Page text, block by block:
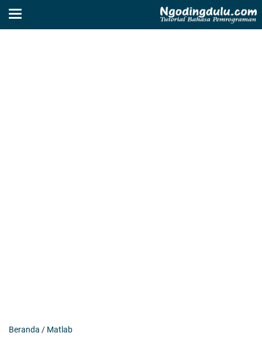
Beranda / Matlab